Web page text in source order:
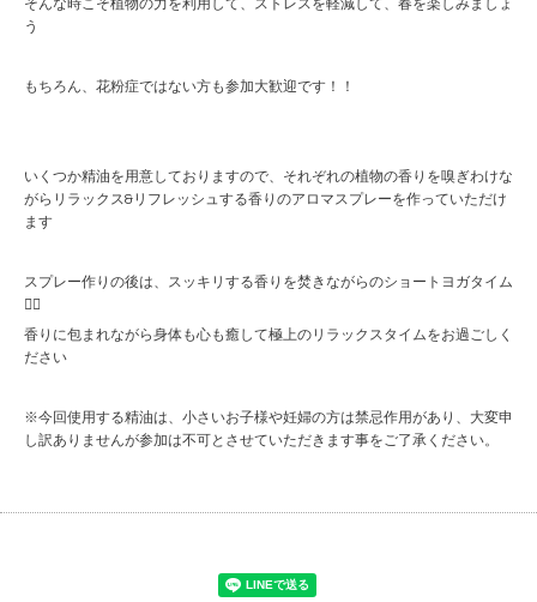
そんな時こそ植物の力を利用して、ストレスを軽減して、春を楽しみましょ
う
もちろん、花粉症ではない方も参加大歓迎です！！
いくつか精油を用意しておりますので、それぞれの植物の香りを嗅ぎわけな
がらリラックス&リフレッシュする香りのアロマスプレーを作っていただけ
ます
スプレー作りの後は、スッキリする香りを焚きながらのショートヨガタイム
🧘‍♀️
香りに包まれながら身体も心も癒して極上のリラックスタイムをお過ごしく
ださい
※今回使用する精油は、小さいお子様や妊婦の方は禁忌作用があり、大変申
し訳ありませんが参加は不可とさせていただきます事をご了承ください。